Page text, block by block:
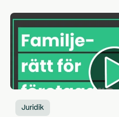
Juridik